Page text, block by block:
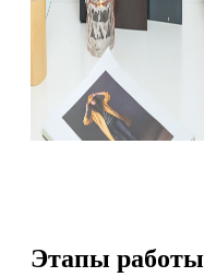
Этапы работы